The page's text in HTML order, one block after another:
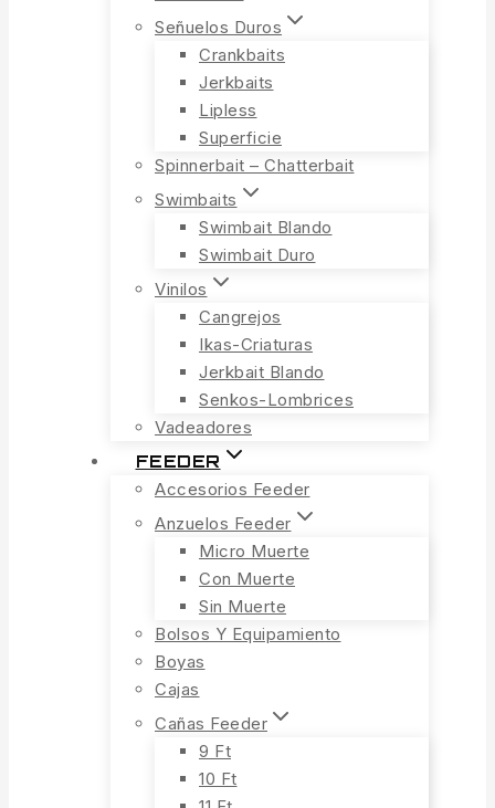
Señuelos Duros
Crankbaits
Jerkbaits
Lipless
Superficie
Spinnerbait – Chatterbait
Swimbaits
Swimbait Blando
Swimbait Duro
Vinilos
Cangrejos
Ikas-Criaturas
Jerkbait Blando
Senkos-Lombrices
Vadeadores
FEEDER
Accesorios Feeder
Anzuelos Feeder
Micro Muerte
Con Muerte
Sin Muerte
Bolsos Y Equipamiento
Boyas
Cajas
Cañas Feeder
9 Ft
10 Ft